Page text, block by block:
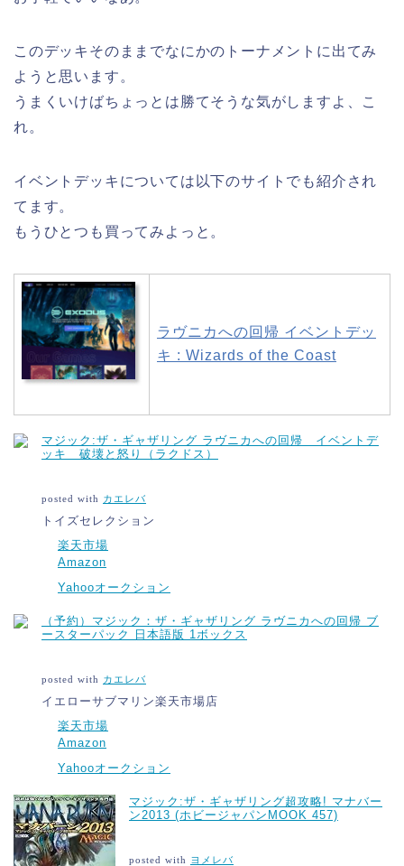
このデッキそのままでなにかのトーナメントに出てみ
ようと思います。
うまくいけばちょっとは勝てそうな気がしますよ、こ
れ。
イベントデッキについては以下のサイトでも紹介され
てます。
もうひとつも買ってみよっと。
ラヴニカへの回帰 イベントデッ
キ : Wizards of the Coast
マジック:ザ・ギャザリング ラヴニカへの回帰 イベントデ
ッキ 破壊と怒り（ラクドス）
posted with カエレバ
トイズセレクション
楽天市場
Amazon
Yahooオークション
（予約）マジック：ザ・ギャザリング ラヴニカへの回帰 ブ
ースターパック 日本語版 1ボックス
posted with カエレバ
イエローサブマリン楽天市場店
楽天市場
Amazon
Yahooオークション
マジック:ザ・ギャザリング超攻略! マナバー
ン2013 (ホビージャパンMOOK 457)
posted with ヨメレバ